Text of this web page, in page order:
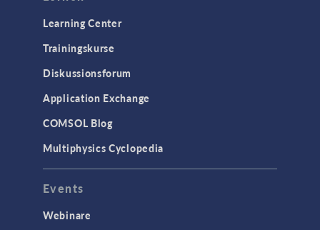
Learning Center
Trainingskurse
Diskussionsforum
Application Exchange
COMSOL Blog
Multiphysics Cyclopedia
Events
Webinare